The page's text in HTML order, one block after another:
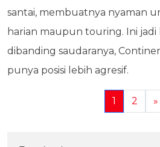
santai, membuatnya nyaman
harian maupun touring. Ini
dibanding saudaranya,
punya posisi lebih agresif.
1 2 »